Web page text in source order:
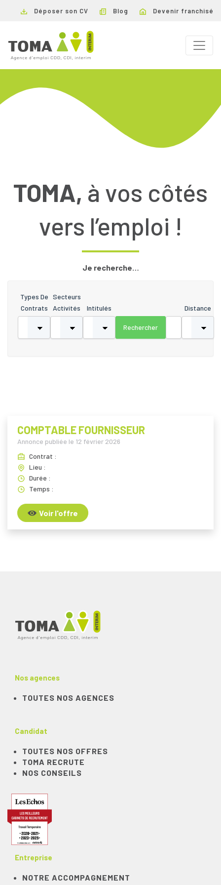
Déposer son CV Blog Devenir franchisé
TOMA, à vos côtés
vers l’emploi !
Je recherche…
Distance
Types De
Contrats
Secteurs
Activités
Intitulés
COMPTABLE FOURNISSEUR
Annonce publiée le 12 février 2026
Contrat :
Lieu :
Durée :
Temps :
Voir l'offre
Nos agences
TOUTES NOS AGENCES
Candidat
TOUTES NOS OFFRES
TOMA RECRUTE
NOS CONSEILS
Entreprise
NOTRE ACCOMPAGNEMENT